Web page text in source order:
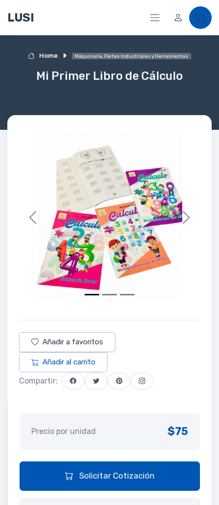
LUSI
Home Máquinaria, Partes Industriales y Herramientas
Mi Primer Libro de Cálculo
Previous Next
Añadir a favoritos
Añadir al carrito
Compartir:
Precio por unidad $75
Solicitar Cotización